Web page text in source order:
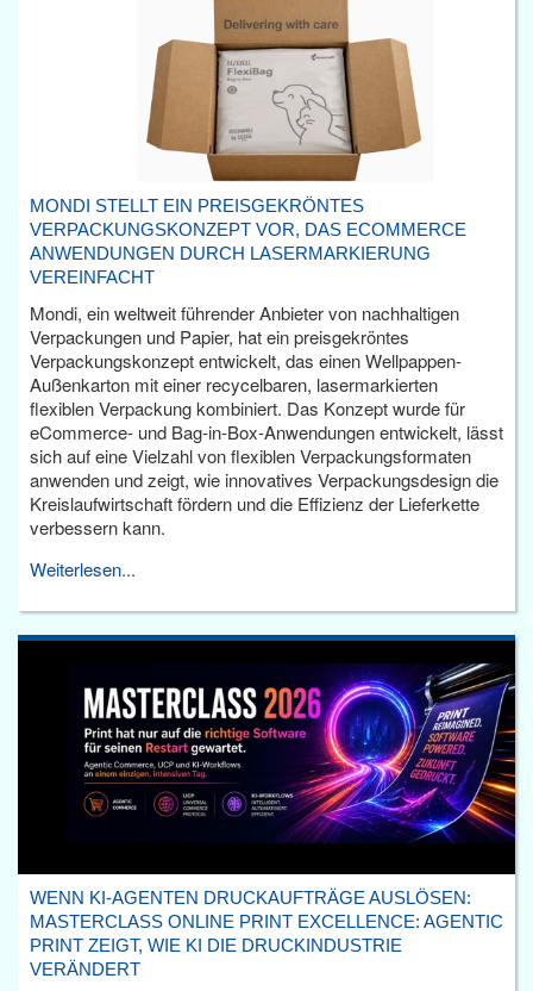
MONDI STELLT EIN PREISGEKRÖNTES
VERPACKUNGSKONZEPT VOR, DAS ECOMMERCE
ANWENDUNGEN DURCH LASERMARKIERUNG
VEREINFACHT
Mondi, ein weltweit führender Anbieter von nachhaltigen
Verpackungen und Papier, hat ein preisgekröntes
Verpackungskonzept entwickelt, das einen Wellpappen-
Außenkarton mit einer recycelbaren, lasermarkierten
flexiblen Verpackung kombiniert. Das Konzept wurde für
eCommerce- und Bag-in-Box-Anwendungen entwickelt, lässt
sich auf eine Vielzahl von flexiblen Verpackungsformaten
anwenden und zeigt, wie innovatives Verpackungsdesign die
Kreislaufwirtschaft fördern und die Effizienz der Lieferkette
verbessern kann.
Weiterlesen...
WENN KI-AGENTEN DRUCKAUFTRÄGE AUSLÖSEN:
MASTERCLASS ONLINE PRINT EXCELLENCE: AGENTIC
PRINT ZEIGT, WIE KI DIE DRUCKINDUSTRIE
VERÄNDERT